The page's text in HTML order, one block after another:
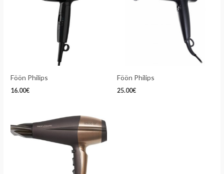
Föön Philips
16.00€
Föön Philips
25.00€